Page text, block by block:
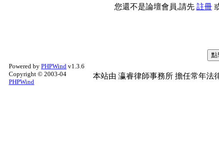
您還不是論壇會員,請先 註冊
Powered by PHPWind v1.3.6
Copyright © 2003-04
PHPWind
本站由 瀛睿律師事務所 擔任常年法